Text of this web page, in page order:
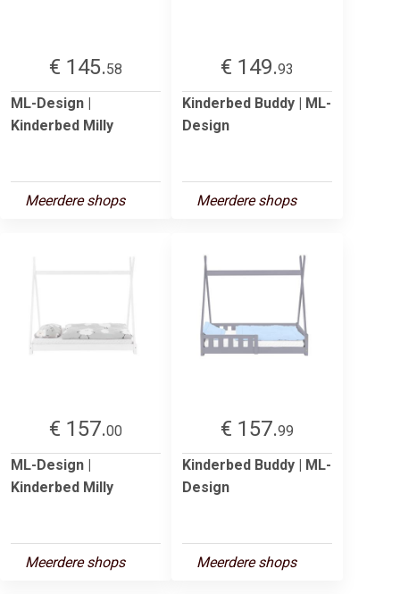
€ 145.58
ML-Design |
Kinderbed Milly
Meerdere shops
€ 149.93
Kinderbed Buddy | ML-
Design
Meerdere shops
€ 157.00
ML-Design |
Kinderbed Milly
Meerdere shops
€ 157.99
Kinderbed Buddy | ML-
Design
Meerdere shops